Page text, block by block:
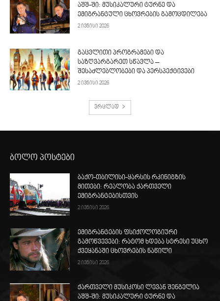
აშშ-ში: მუსიკალური ტურნე და
ემიგრანტული ცხოვრების გამოცდილება
2 ივნისი 2026
გაცვლითი პროგრამები და
საზღვარგარეთ სწავლა –
შესაძლებლობები და პერსპექტივები
2 ივნისი 2026
ვრცლად
ბოლო პოსტები
ბაქო-თბილისი-ყარსის რკინიგზის
მითები: რეალობა ქართველი
ემიგრანტებისთვის
2 ივნისი 2026
ემიგრანტების ფსიქოლოგიური
გამოწვევები: რატომ ხდება სტრესი უცხო
ქვეყანაში ცხოვრების ნაწილი
2 ივნისი 2026
ქართველი მუსიკოსი ლევან შენგელია
აშშ-ში: მუსიკალური ტურნე და